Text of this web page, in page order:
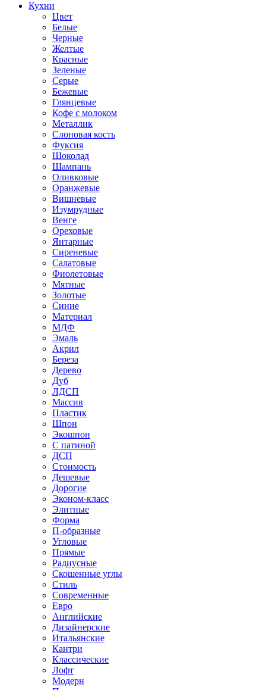
Кухни
Цвет
Белые
Черные
Желтые
Красные
Зеленые
Серые
Бежевые
Глянцевые
Кофе с молоком
Металлик
Слоновая кость
Фуксия
Шоколад
Шампань
Оливковые
Оранжевые
Вишневые
Изумрудные
Венге
Ореховые
Янтарные
Сиреневые
Салатовые
Фиолетовые
Мятные
Золотые
Синие
Материал
МДФ
Эмаль
Акрил
Береза
Дерево
Дуб
ЛДСП
Массив
Пластик
Шпон
Экошпон
С патиной
ДСП
Стоимость
Дешевые
Дорогие
Эконом-класс
Элитные
Форма
П-образные
Угловые
Прямые
Радиусные
Скошенные углы
Стиль
Современные
Евро
Английские
Дизайнерские
Итальянские
Кантри
Классические
Лофт
Модерн